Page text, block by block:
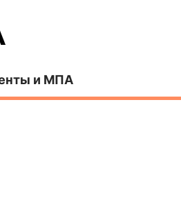
и МПА